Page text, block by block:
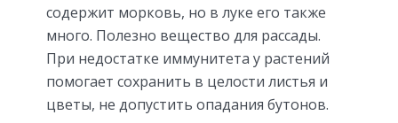
содержит морковь, но в луке его также
много. Полезно вещество для рассады.
При недостатке иммунитета у растений
помогает сохранить в целости листья и
цветы, не допустить опадания бутонов.